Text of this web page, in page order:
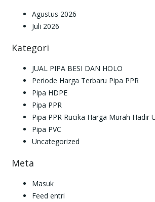
Agustus 2026
Juli 2026
Kategori
JUAL PIPA BESI DAN HOLO
Periode Harga Terbaru Pipa PPR
Pipa HDPE
Pipa PPR
Pipa PPR Rucika Harga Murah Hadir
Pipa PVC
Uncategorized
Meta
Masuk
Feed entri